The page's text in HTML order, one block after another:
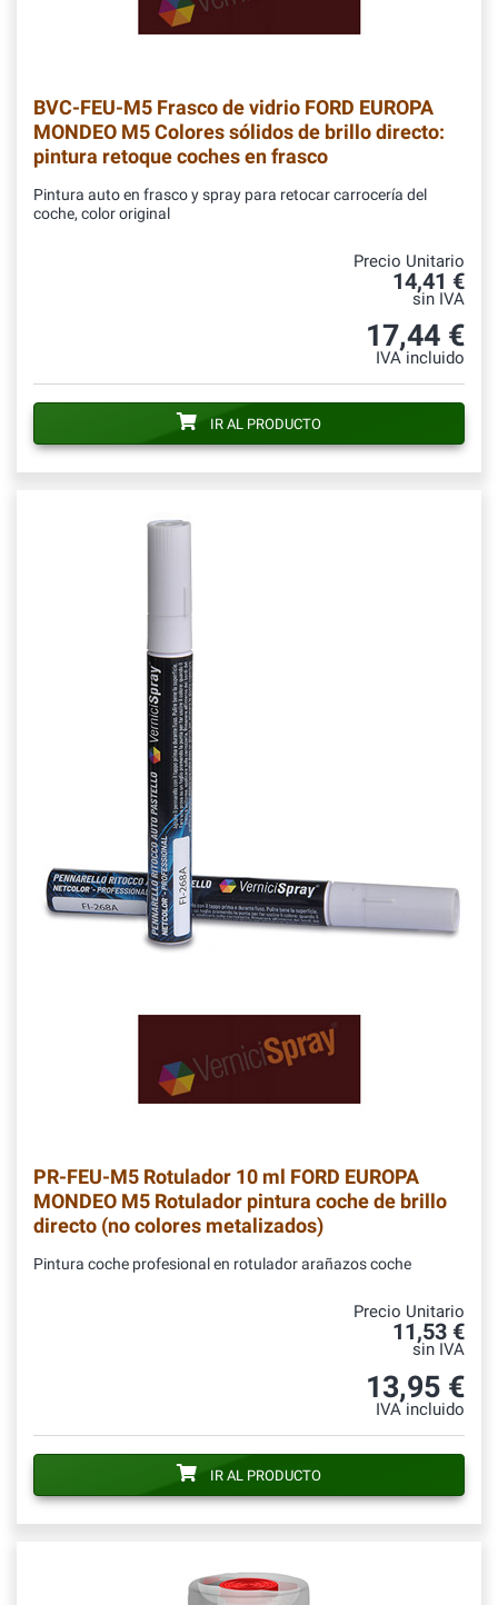
BVC-FEU-M5 Frasco de vidrio FORD EUROPA
MONDEO M5 Colores sólidos de brillo directo:
pintura retoque coches en frasco
Pintura auto en frasco y spray para retocar carrocería del
coche, color original
Precio Unitario
14,41 €
sin IVA
17,44 €
IVA incluido
IR AL PRODUCTO
PR-FEU-M5 Rotulador 10 ml FORD EUROPA
MONDEO M5 Rotulador pintura coche de brillo
directo (no colores metalizados)
Pintura coche profesional en rotulador arañazos coche
Precio Unitario
11,53 €
sin IVA
13,95 €
IVA incluido
IR AL PRODUCTO